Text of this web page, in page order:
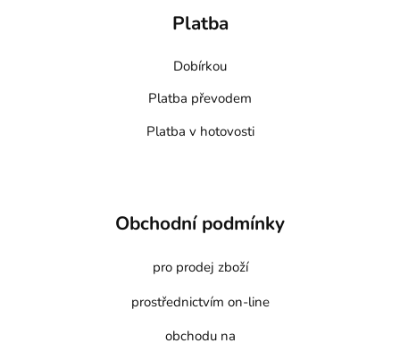
Platba
Dobírkou
Platba převodem
Platba v hotovosti
Obchodní podmínky
pro prodej zboží
prostřednictvím on-line
obchodu na